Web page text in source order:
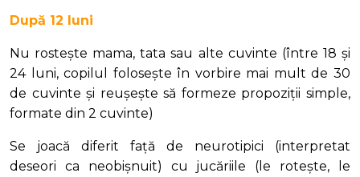
După 12 luni
Nu rostește mama, tata sau alte cuvinte (între 18 și
24 luni, copilul folosește în vorbire mai mult de 30
de cuvinte și reușește să formeze propoziții simple,
formate din 2 cuvinte)
Se joacă diferit față de neurotipici (interpretat
deseori ca neobișnuit) cu jucăriile (le rotește, le